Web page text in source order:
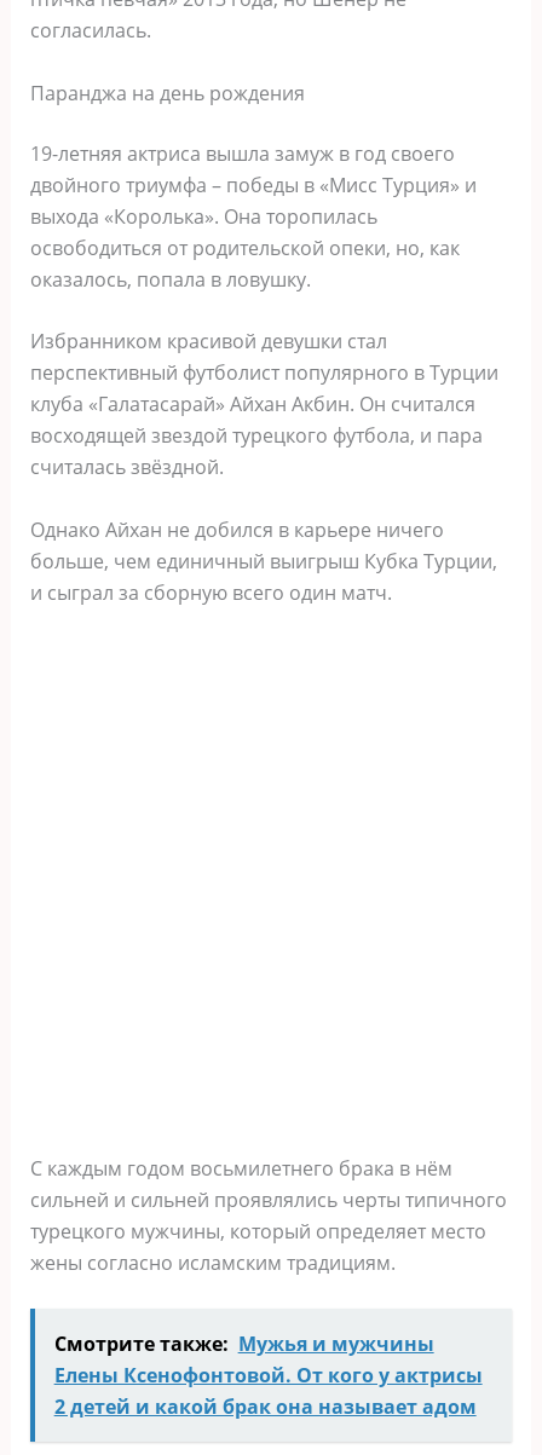
согласилась.
Паранджа на день рождения
19-летняя актриса вышла замуж в год своего
двойного триумфа – победы в «Мисс Турция» и
выхода «Королька». Она торопилась
освободиться от родительской опеки, но, как
оказалось, попала в ловушку.
Избранником красивой девушки стал
перспективный футболист популярного в Турции
клуба «Галатасарай» Айхан Акбин. Он считался
восходящей звездой турецкого футбола, и пара
считалась звёздной.
Однако Айхан не добился в карьере ничего
больше, чем единичный выигрыш Кубка Турции,
и сыграл за сборную всего один матч.
С каждым годом восьмилетнего брака в нём
сильней и сильней проявлялись черты типичного
турецкого мужчины, который определяет место
жены согласно исламским традициям.
Смотрите также: Мужья и мужчины
Елены Ксенофонтовой. От кого у актрисы
2 детей и какой брак она называет адом